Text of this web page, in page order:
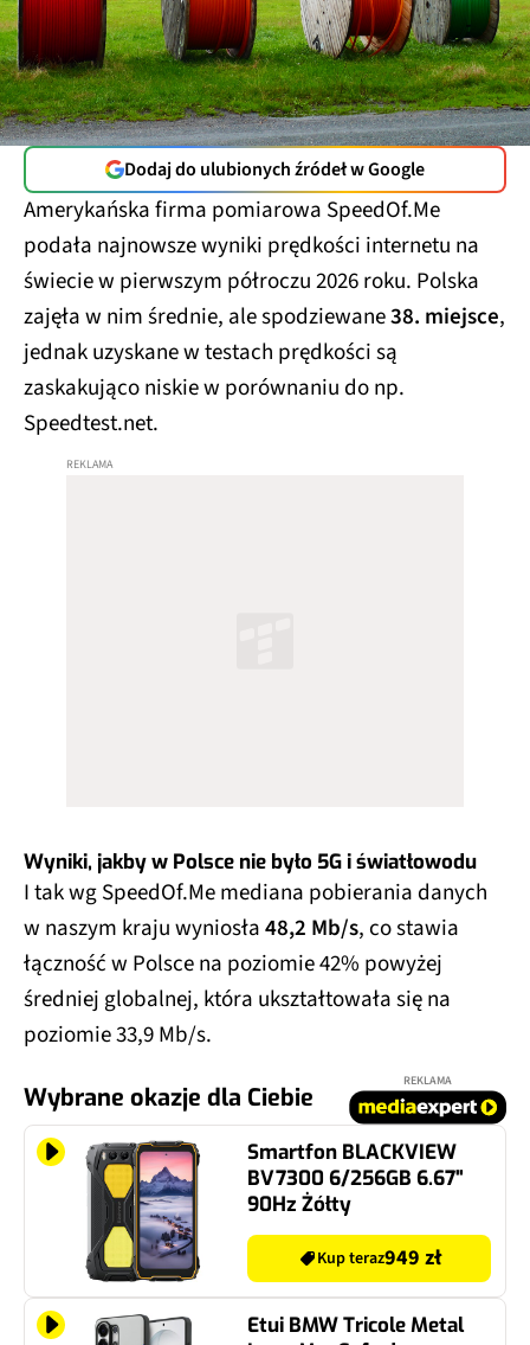
Dodaj do ulubionych źródeł w Google
Amerykańska firma pomiarowa SpeedOf.Me
podała najnowsze wyniki prędkości internetu na
świecie w pierwszym półroczu 2026 roku. Polska
zajęła w nim średnie, ale spodziewane38. miejsce,
jednak uzyskane w testach prędkości są
zaskakująco niskie w porównaniu do np.
Speedtest.net.
Wyniki, jakby w Polsce nie było 5G i światłowodu
I tak wg SpeedOf.Me mediana pobierania danych
w naszym kraju wyniosła48,2 Mb/s, co stawia
łączność w Polsce na poziomie 42% powyżej
średniej globalnej, która ukształtowała się na
poziomie 33,9 Mb/s.
Wybrane okazje dla Ciebie
REKLAMA
Smartfon BLACKVIEW
BV7300 6/256GB 6.67"
90Hz Żółty
Kup teraz949 zł
Etui BMW Tricole Metal